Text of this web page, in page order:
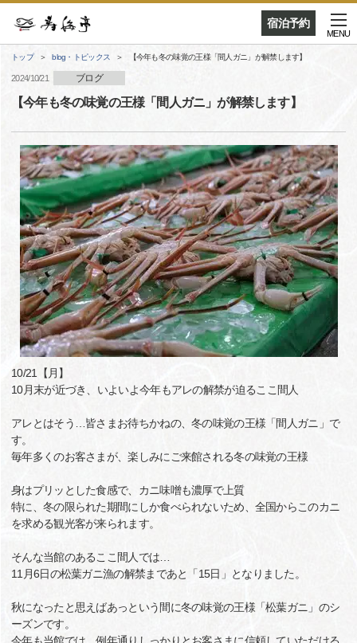
宿泊予約
MENU
トップ blog・トピックス 【今年も冬の味覚の王様「間人ガニ」が解禁します】
2024/10/21 ブログ
【今年も冬の味覚の王様「間人ガニ」が解禁します】
10/21【月】
10月末が近づき、いよいよ今年もアレの解禁が迫るここ間人
アレとはそう…皆さまお待ちかねの、冬の味覚の王様「間人ガニ」で
す。
毎年多くのお客さまが、楽しみにご来館される冬の味覚の王様
身はプリッとした食感で、カニ味噌も濃厚で上質
特に、冬の限られた期間にしか食べられないため、全国からこのカニ
を求める観光客が来られます。
そんな当館のあるここ間人では…
11月6日の松葉ガニ漁の解禁まであと「15日」となりました。
秋になったと思えばあっという間に冬の味覚の王様「松葉ガニ」のシ
ーズンです。